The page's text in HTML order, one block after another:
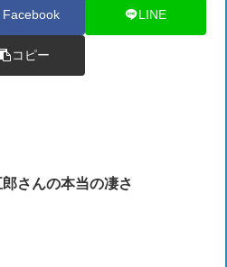
Facebook LINE
コピー
さんの本当の凄さ